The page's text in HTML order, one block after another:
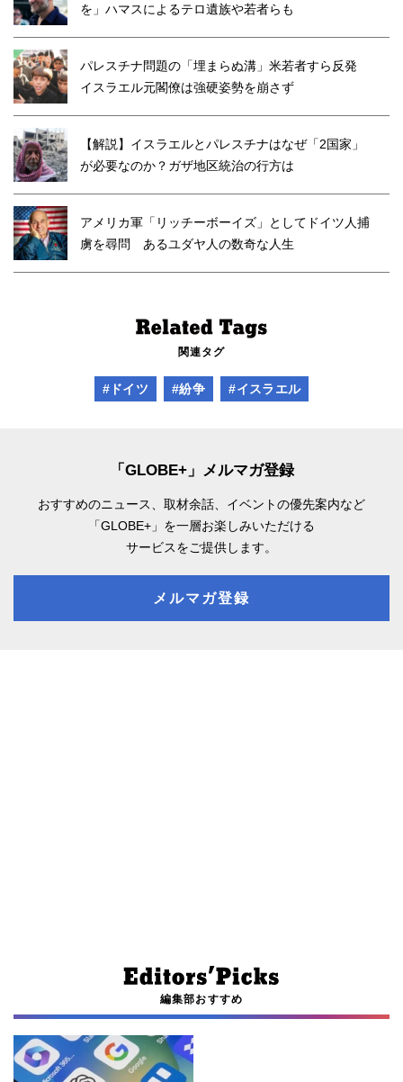
を」ハマスによるテロ遺族や若者らも
パレスチナ問題の「埋まらぬ溝」米若者すら反発
イスラエル元閣僚は強硬姿勢を崩さず
【解説】イスラエルとパレスチナはなぜ「2国家」
が必要なのか？ガザ地区統治の行方は
アメリカ軍「リッチーボーイズ」としてドイツ人捕
虜を尋問 あるユダヤ人の数奇な人生
関連タグ
#ドイツ #紛争 #イスラエル
「GLOBE+」メルマガ登録
おすすめのニュース、取材余話、 イベントの優先案内など
「GLOBE+」を一層お楽しみいただける
サービスをご提供します。
メルマガ登録
編集部おすすめ